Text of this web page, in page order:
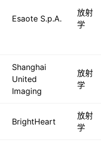
Esaote S.p.A.
放射
学
Shanghai
United
Imaging
放射
学
BrightHeart
放射
学